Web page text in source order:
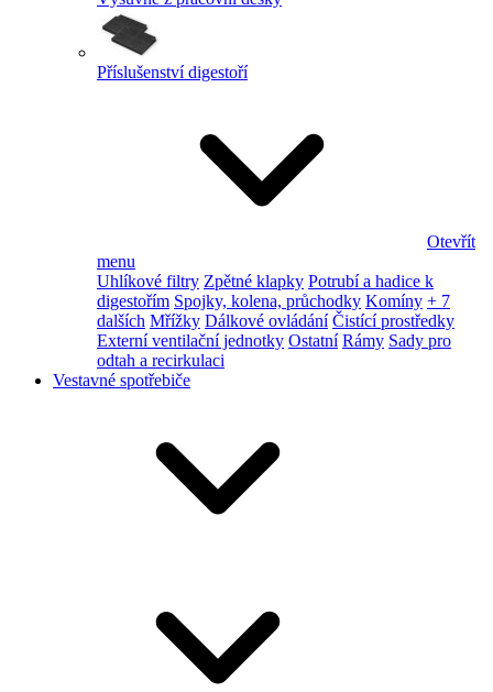
Příslušenství digestoří
Otevřít
menu
Uhlíkové filtry Zpětné klapky Potrubí a hadice k
digestořím Spojky, kolena, průchodky Komíny + 7
dalších Mřížky Dálkové ovládání Čistící prostředky
Externí ventilační jednotky Ostatní Rámy Sady pro
odtah a recirkulaci
Vestavné spotřebiče